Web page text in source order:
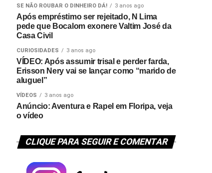
SE NÃO ROUBAR O DINHEIRO DÁ! 3 anos ago
Após empréstimo ser rejeitado, N Lima
pede que Bocalom exonere Valtim José da
Casa Civil
CURIOSIDADES 3 anos ago
VÍDEO: Após assumir trisal e perder farda,
Erisson Nery vai se lançar como “marido de
aluguel”
VÍDEOS 3 anos ago
Anúncio: Aventura e Rapel em Floripa, veja
o vídeo
CLIQUE PARA SEGUIR E COMENTAR